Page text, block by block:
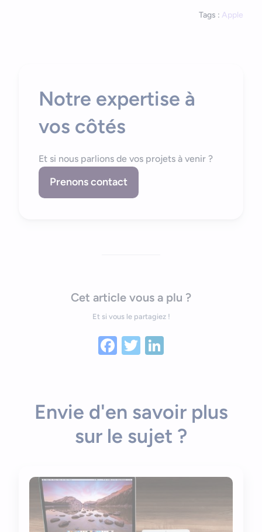
Tags : Apple
Notre expertise à
vos côtés
Et si nous parlions de vos projets à venir ?
Prenons contact
Cet article vous a plu ?
Et si vous le partagiez !
Facebook
Twitter
Envie d'en savoir plus
sur le sujet ?